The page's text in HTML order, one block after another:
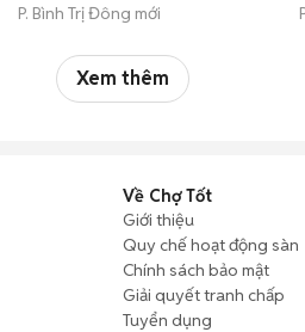
P. Bình Trị Đông mới
Xem thêm
Về Chợ Tốt
Giới thiệu
Quy chế hoạt động sàn
Chính sách bảo mật
Giải quyết tranh chấp
Tuyển dụng